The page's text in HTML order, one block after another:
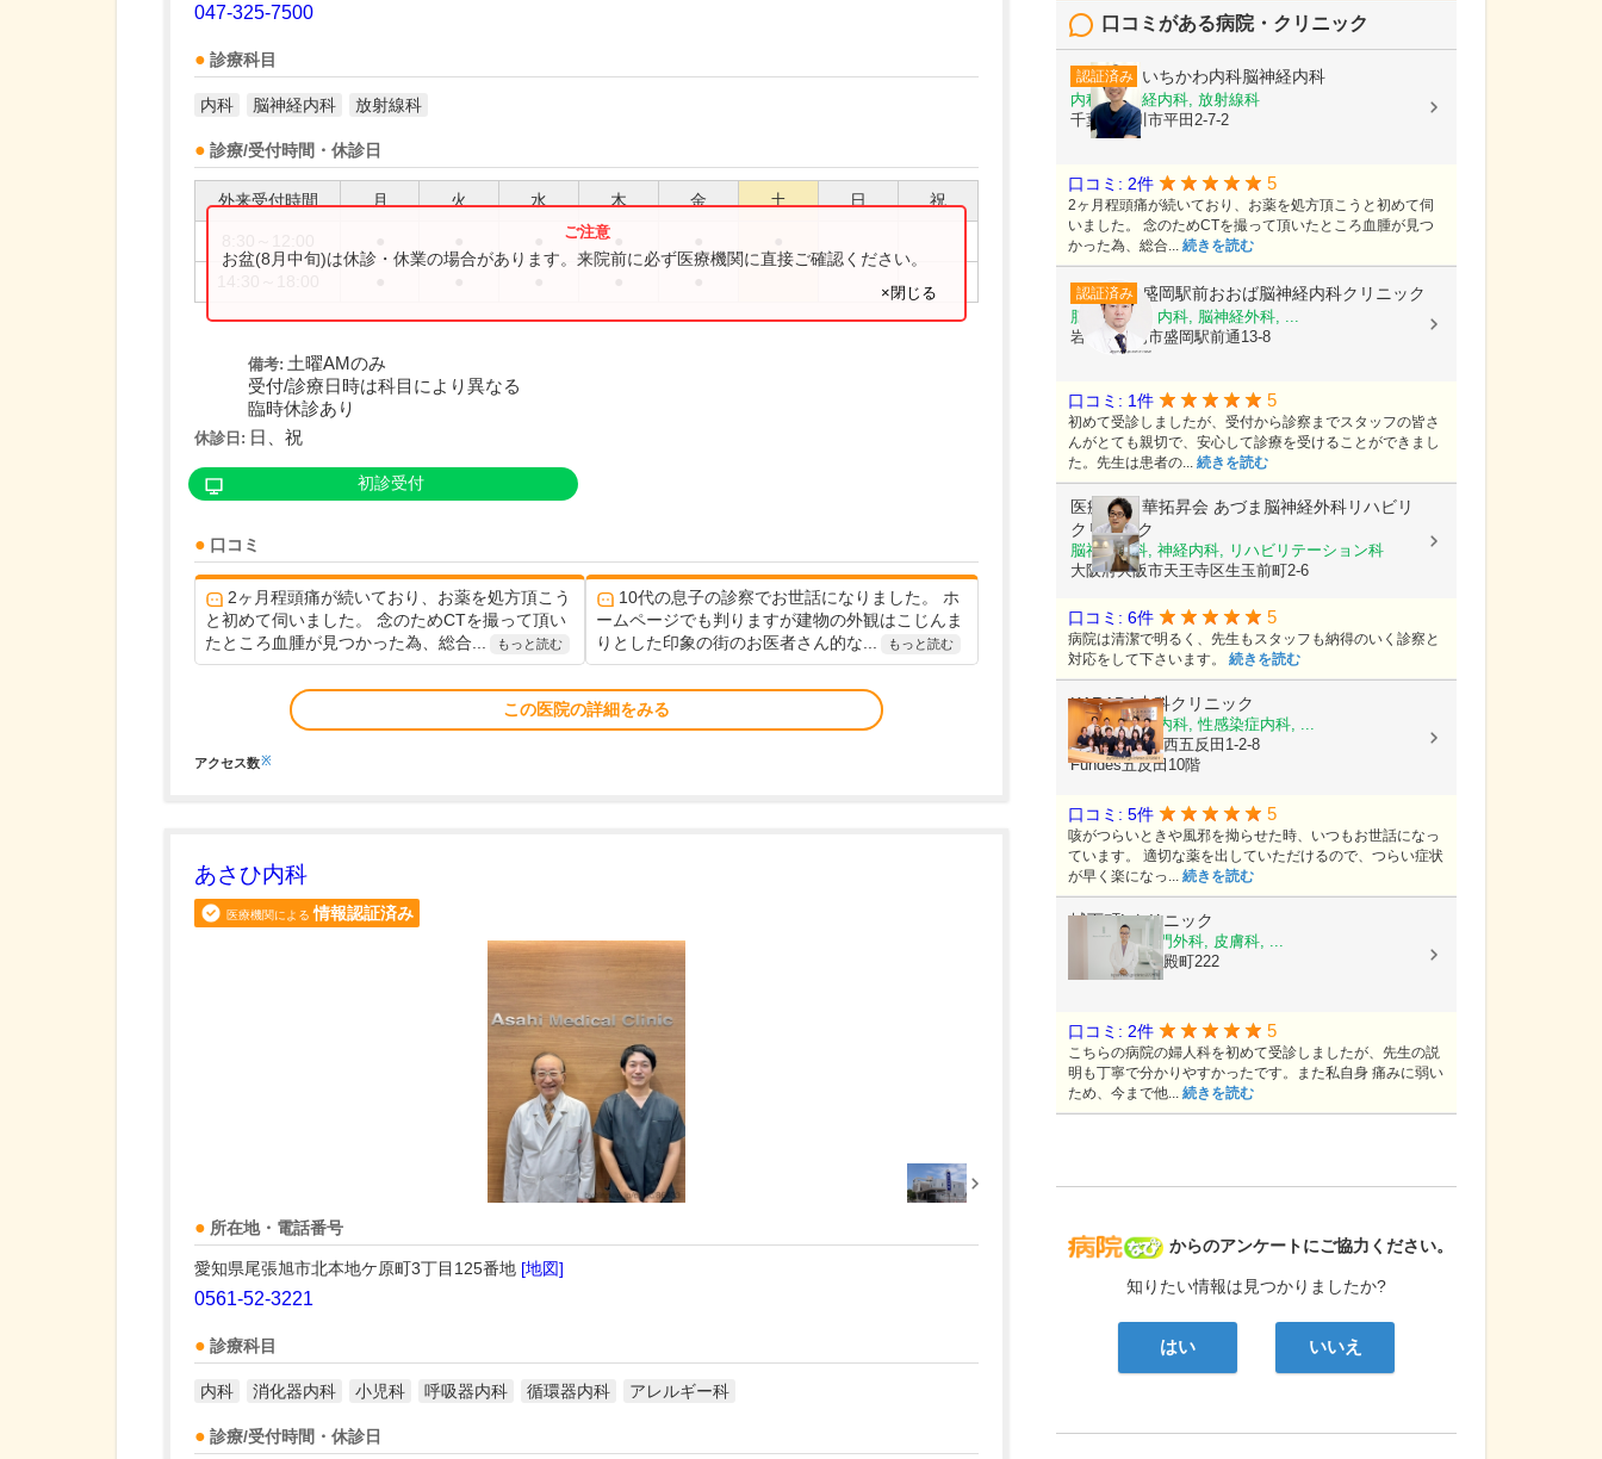
047-325-7500
診療科目
内科 脳神経内科 放射線科
診療/受付時間・休診日
外来受付時間 月 火 水 木 金 土 日 祝
お盆(8月中旬)は休診・休業の場合があります。来院前に必ず医療機関に直接ご確認ください。
×閉じる
備考: 土曜AMのみ
受付/診療日時は科目により異なる
臨時休診あり
休診日: 日、祝
初診受付
口コミ
2ヶ月程頭痛が続いており、お薬を処方頂こう
と初めて伺いました。 念のためCTを撮って頂い
たところ血腫が見つかった為、総合...
もっと読む
10代の息子の診察でお世話になりました。 ホ
ームページでも判りますが建物の外観はこじんま
りとした印象の街のお医者さん的な...
もっと読む
この医院の詳細をみる
アクセス数※
あさひ内科
医療機関による 情報認証済み
所在地・電話番号
愛知県尾張旭市北本地ケ原町3丁目125番地 [地図]
0561-52-3221
診療科目
内科 消化器内科 小児科 呼吸器内科 循環器内科 アレルギー科
診療/受付時間・休診日
病院なび
からのアンケートにご協力ください。
知りたい情報は見つかりましたか?
はい いいえ
口コミがある病院・クリニック
認証済み いちかわ内科脳神経内科
内科, 脳神経内科, 放射線科
千葉県市川市平田2-7-2
口コミ: 2件 5
2ヶ月程頭痛が続いており、お薬を処方頂こうと初めて伺
いました。 念のためCTを撮って頂いたところ血腫が見つ
かった為、総合... 続きを読む
認証済み 盛岡駅前おおば脳神経内科クリニック
脳神経内科, 内科, 脳神経外科, ...
岩手県盛岡市盛岡駅前通13-8
口コミ: 1件 5
初めて受診しましたが、受付から診察までスタッフの皆さ
んがとても親切で、安心して診療を受けることができまし
た。先生は患者の... 続きを読む
医療法人 華拓昇会 あづま脳神経外科リハビリ
クリニック
脳神経外科, 神経内科, リハビリテーション科
大阪府大阪市天王寺区生玉前町2-6
口コミ: 6件 5
病院は清潔で明るく、先生もスタッフも納得のいく診察と
対応をして下さいます。 続きを読む
KARADA内科クリニック
内科, 感染症内科, 性感染症内科, ...
東京都品川区西五反田1-2-8
Fundes五反田10階
口コミ: 5件 5
咳がつらいときや風邪を拗らせた時、いつもお世話になっ
ています。 適切な薬を出していただけるので、つらい症状
が早く楽になっ... 続きを読む
城下町Lクリニック
乳腺外科, 肛門外科, 皮膚科, ...
島根県松江市殿町222
口コミ: 2件 5
こちらの病院の婦人科を初めて受診しましたが、先生の説
明も丁寧で分かりやすかったです。また私自身 痛みに弱い
ため、今まで他... 続きを読む